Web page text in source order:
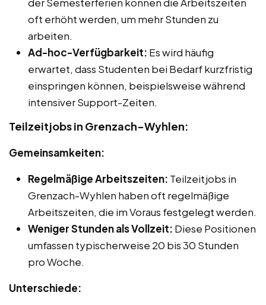
oft erhöht werden, um mehr Stunden zu
arbeiten.
Ad-hoc-Verfügbarkeit: Es wird häufig
erwartet, dass Studenten bei Bedarf kurzfristig
einspringen können, beispielsweise während
intensiver Support-Zeiten.
Teilzeitjobs in Grenzach-Wyhlen:
Gemeinsamkeiten:
Regelmäßige Arbeitszeiten: Teilzeitjobs in
Grenzach-Wyhlen haben oft regelmäßige
Arbeitszeiten, die im Voraus festgelegt werden.
Weniger Stunden als Vollzeit: Diese Positionen
umfassen typischerweise 20 bis 30 Stunden
pro Woche.
Unterschiede: